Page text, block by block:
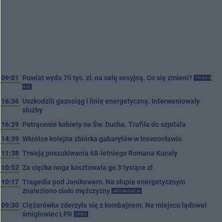
09:01 Powiat wyda 75 tys. zł. na salę sesyjną. Co się zmieni?
TYLKO U
NAS
16:36 Uszkodzili gazociąg i linię energetyczną. Interweniowały
służby
16:29 Potrącenie kobiety na Św. Ducha. Trafiła do szpitala
14:39 Wkrótce kolejna zbiórka gabarytów w Inowrocławiu
11:38 Trwają poszukiwania 68-letniego Romana Kucały
10:52 Za ciężka noga kosztowała go 3 tysiące zł
10:17 Tragedia pod Janikowem. Na słupie energetycznym
znaleziono ciało mężczyzny
AKTUALIZACJA
09:30 Ciężarówka zderzyła się z kombajnem. Na miejscu lądował
śmigłowiec LPR
VIDEO